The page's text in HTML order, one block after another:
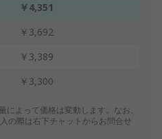
￥4,351
￥3,692
￥3,389
￥3,300
よって価格は変動します。なお、
の際は右下チャットからお問合せ